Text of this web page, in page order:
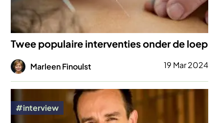
Twee populaire interventies onder de loep
Afbeelding
Marleen Finoulst 19 Mar 2024
interview